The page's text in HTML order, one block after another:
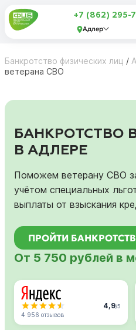
+7 (862) 295-
Адлер
Банкротство физических лиц /
ветерана СВО
БАНКРОТСТВО
В АДЛЕРЕ
Поможем ветерану СВО
учётом специальных
выплаты от взыскания
ПРОЙТИ
От 5 750 рублей в
4,9/5
4 956 отзывов